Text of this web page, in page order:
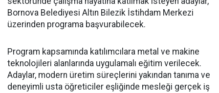
Bornova Belediyesi Altın Bilezik İstihdam Merkezi
üzerinden programa başvurabilecek.
Program kapsamında katılımcılara metal ve makine
teknolojileri alanlarında uygulamalı eğitim verilecek.
Adaylar, modern üretim süreçlerini yakından tanıma ve
deneyimli usta öğreticiler eşliğinde mesleği gerçek iş